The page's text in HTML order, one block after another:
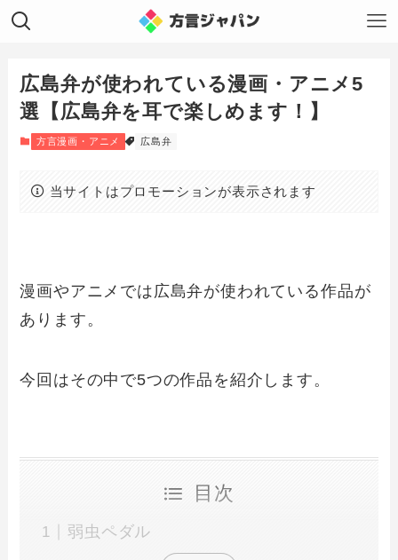
広島弁が使われている漫画・アニメ5
選【広島弁を耳で楽しめます！】
方言漫画・アニメ 広島弁
当サイトはプロモーションが表示されます
漫画やアニメでは広島弁が使われている作品が
あります。
今回はその中で5つの作品を紹介します。
目次
弱虫ペダル